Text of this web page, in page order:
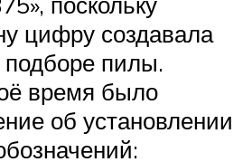
цифру создавала
подборе пилы.
время было
об установлении